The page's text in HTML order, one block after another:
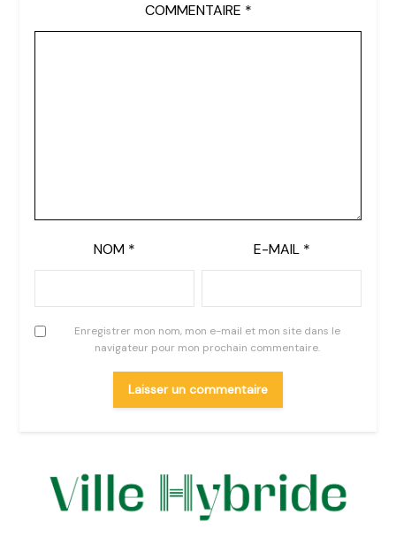
COMMENTAIRE *
NOM * E-MAIL *
Enregistrer mon nom, mon e-mail et mon site dans le
navigateur pour mon prochain commentaire.